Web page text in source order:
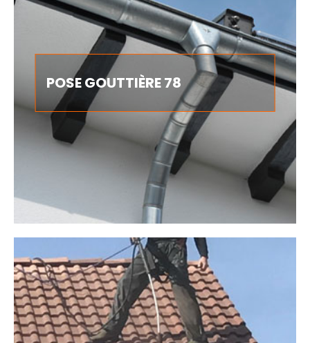
POSE GOUTTIÈRE 78